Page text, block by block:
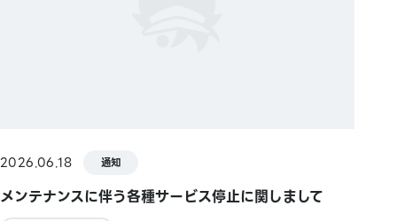
2026.06.18 通知
メンテナンスに伴う各種サービス停止に関しまして